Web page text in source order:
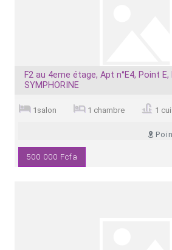
F2 au 4eme étage, Apt n°E4, Point E,
SYMPHORINE
1salon 1 chambre 1
500 000 Fcfa